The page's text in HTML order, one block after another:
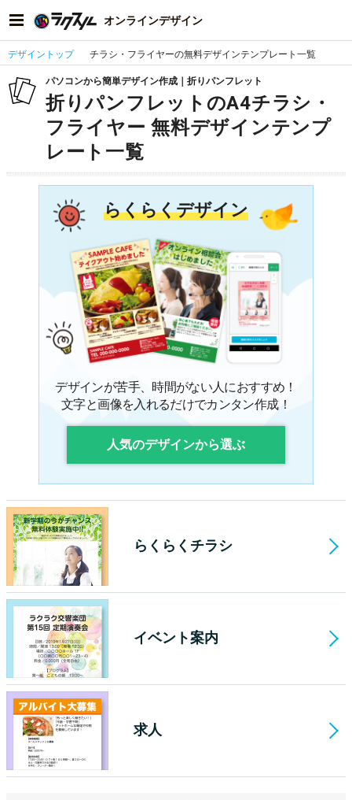
オンラインデザイン
デザイントップ チラシ・フライヤーの無料デザインテンプレート一覧
パソコンから簡単デザイン作成｜折りパンフレット
折りパンフレットのA4チラシ・
フライヤー 無料デザインテンプ
レート一覧
らくらくデザイン
デザインが苦手、時間がない人におすすめ！
文字と画像を入れるだけでカンタン作成！
人気のデザインから選ぶ
らくらくチラシ
イベント案内
求人